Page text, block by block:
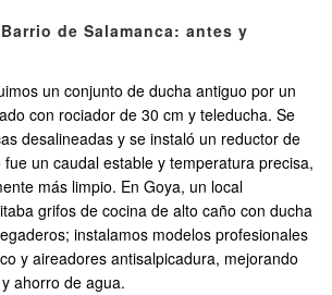
de Salamanca: antes y
un conjunto de ducha antiguo por un
con rociador de 30 cm y teleducha. Se
desalineadas y se instaló un reductor de
un caudal estable y temperatura precisa,
más limpio. En Goya, un local
grifos de cocina de alto caño con ducha
instalamos modelos profesionales
y aireadores antisalpicadura, mejorando
ahorro de agua.